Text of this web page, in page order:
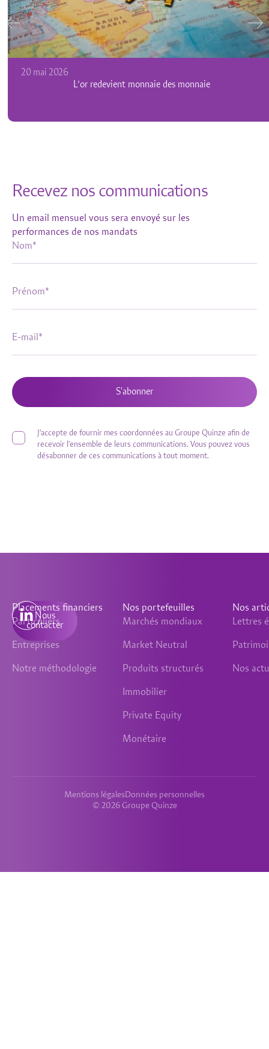
20 mai 2026
L’or redevient monnaie des monnaie
Recevez nos communications
Un email mensuel vous sera envoyé sur les
performances de nos mandats
J'accepte de fournir mes coordonnées au Groupe Quinze afin de
recevoir l'ensemble de leurs communications. Vous pouvez vous
désabonner de ces communications à tout moment.
S'abonner
Nous
contacter
Placements financiers
Particuliers
Entreprises
Notre méthodologie
Nos portefeuilles
Marchés mondiaux
Market Neutral
Produits structurés
Immobilier
Private Equity
Monétaire
Nos
Lettres
Nos
© 2026 Groupe Quinze
Mentions légalesDonnées personnelles